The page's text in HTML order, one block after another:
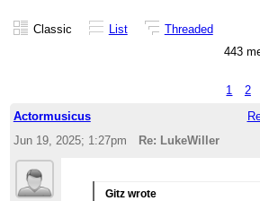
Classic List
Threaded
443
1 2
Actormusicus
Jun 19, 2025; 1:27pm
Re: LukeWiller
Gitz wrote